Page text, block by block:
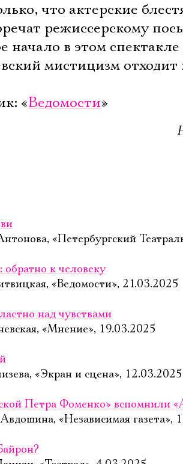
что актерские
режиссерскому
начало в этом
мистицизм
«Ведомости»
«Петербургский
обратно к человеку
«Ведомости», 21.03.2025
над чувствами
«Мнение», 19.03.2025
«Экран и сцена», 12.03.2025
Петра Фоменко» вспомнили
«Независимая газета»,